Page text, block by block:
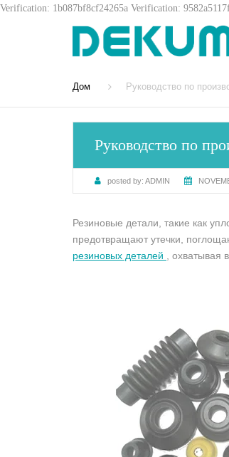
Verification: 1b087bf8cf24265a Verification:
Дом Руководство по
Руководство по
posted by: ADMIN
Резиновые детали, такие как
предотвращают утечки,
резиновых деталей
,